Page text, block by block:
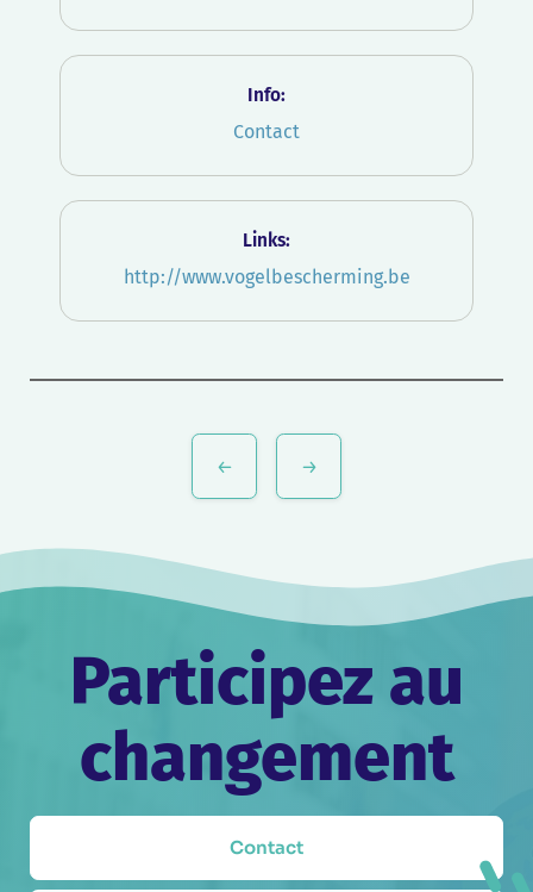
Info:
Contact
Links:
http://www.vogelbescherming.be
Participez au
changement
Contact